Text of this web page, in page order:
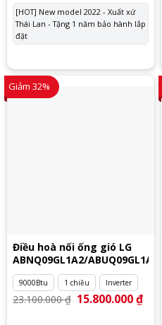
[HOT] New model 2022 - Xuất xứ
Thái Lan - Tặng 1 năm bảo hành lắp
đặt
Giảm 32%
Điều hoà nối ống gió LG
ABNQ09GL1A2/ABUQ09GL1A2
9000Btu 1 chiều Inverter
23.100.000₫ Giá
gốc
15.800.000₫Giá